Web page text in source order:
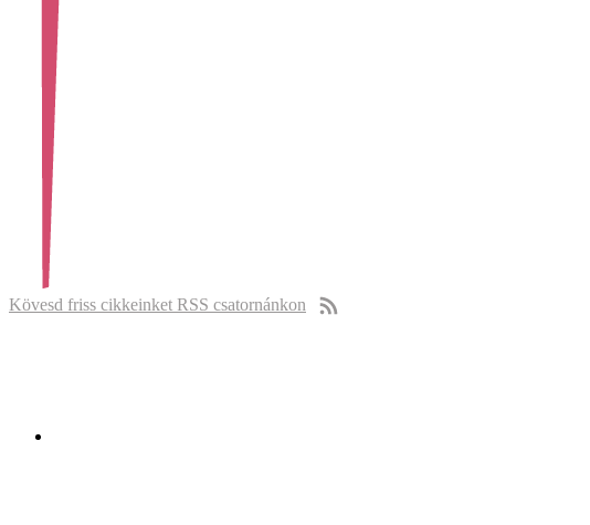
Kövesd friss cikkeinket RSS csatornánkon